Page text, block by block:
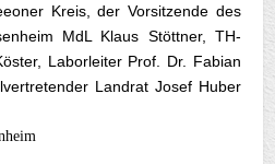
Kreis, der Vorsitzende des
MdL Klaus Stöttner, TH-
Laborleiter Prof. Dr. Fabian
Landrat Josef Huber